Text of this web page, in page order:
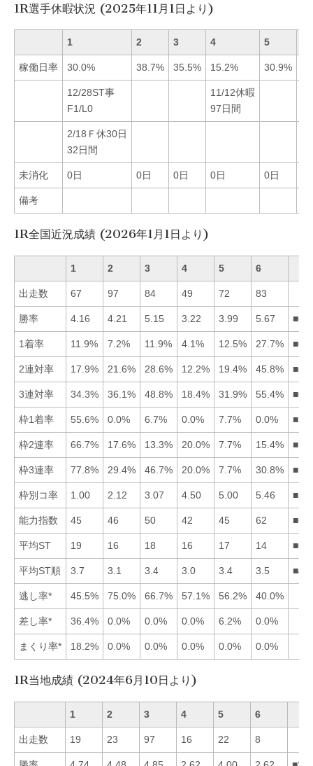
1R選手休暇状況 (2025年11月1日より)
1 2 3 4 5
稼働日率 30.0% 38.7% 35.5% 15.2% 30.9%
12/28ST事
F1/L0
11/12休暇
97日間
2/18Ｆ休30日
32日間
未消化 0日 0日 0日 0日 0日
備考
1R全国近況成績 (2026年1月1日より)
1 2 3 4 5 6
出走数 67 97 84 49 72 83
勝率 4.16 4.21 5.15 3.22 3.99 5.67
1着率 11.9% 7.2% 11.9% 4.1% 12.5% 27.7%
2連対率 17.9% 21.6% 28.6% 12.2% 19.4% 45.8%
3連対率 34.3% 36.1% 48.8% 18.4% 31.9% 55.4%
枠1着率 55.6% 0.0% 6.7% 0.0% 7.7% 0.0%
枠2連率 66.7% 17.6% 13.3% 20.0% 7.7% 15.4%
枠3連率 77.8% 29.4% 46.7% 20.0% 7.7% 30.8%
枠別コ率 1.00 2.12 3.07 4.50 5.00 5.46
能力指数 45 46 50 42 45 62
平均ST 19 16 18 16 17 14
平均ST順 3.7 3.1 3.4 3.0 3.4 3.5
逃し率* 45.5% 75.0% 66.7% 57.1% 56.2% 40.0%
差し率* 36.4% 0.0% 0.0% 0.0% 6.2% 0.0%
まくり率* 18.2% 0.0% 0.0% 0.0% 0.0% 0.0%
1R当地成績 (2024年6月10日より)
1 2 3 4 5 6
出走数 19 23 97 16 22 8